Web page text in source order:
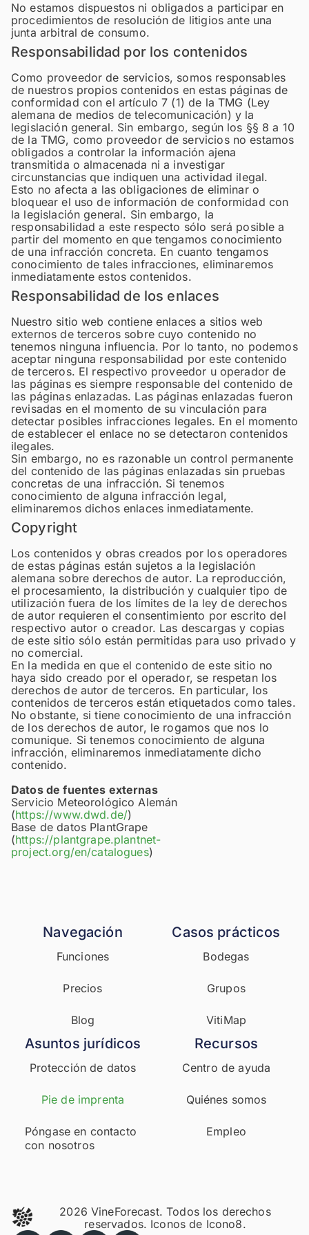
No estamos dispuestos ni obligados a participar en
procedimientos de resolución de litigios ante una
junta arbitral de consumo.
Responsabilidad por los contenidos
Como proveedor de servicios, somos responsables
de nuestros propios contenidos en estas páginas de
conformidad con el artículo 7 (1) de la TMG (Ley
alemana de medios de telecomunicación) y la
legislación general. Sin embargo, según los §§ 8 a 10
de la TMG, como proveedor de servicios no estamos
obligados a controlar la información ajena
transmitida o almacenada ni a investigar
circunstancias que indiquen una actividad ilegal.
Esto no afecta a las obligaciones de eliminar o
bloquear el uso de información de conformidad con
la legislación general. Sin embargo, la
responsabilidad a este respecto sólo será posible a
partir del momento en que tengamos conocimiento
de una infracción concreta. En cuanto tengamos
conocimiento de tales infracciones, eliminaremos
inmediatamente estos contenidos.
Responsabilidad de los enlaces
Nuestro sitio web contiene enlaces a sitios web
externos de terceros sobre cuyo contenido no
tenemos ninguna influencia. Por lo tanto, no podemos
aceptar ninguna responsabilidad por este contenido
de terceros. El respectivo proveedor u operador de
las páginas es siempre responsable del contenido de
las páginas enlazadas. Las páginas enlazadas fueron
revisadas en el momento de su vinculación para
detectar posibles infracciones legales. En el momento
de establecer el enlace no se detectaron contenidos
ilegales.
Sin embargo, no es razonable un control permanente
del contenido de las páginas enlazadas sin pruebas
concretas de una infracción. Si tenemos
conocimiento de alguna infracción legal,
eliminaremos dichos enlaces inmediatamente.
Copyright
Los contenidos y obras creados por los operadores
de estas páginas están sujetos a la legislación
alemana sobre derechos de autor. La reproducción,
el procesamiento, la distribución y cualquier tipo de
utilización fuera de los límites de la ley de derechos
de autor requieren el consentimiento por escrito del
respectivo autor o creador. Las descargas y copias
de este sitio sólo están permitidas para uso privado y
no comercial.
En la medida en que el contenido de este sitio no
haya sido creado por el operador, se respetan los
derechos de autor de terceros. En particular, los
contenidos de terceros están etiquetados como tales.
No obstante, si tiene conocimiento de una infracción
de los derechos de autor, le rogamos que nos lo
comunique. Si tenemos conocimiento de alguna
infracción, eliminaremos inmediatamente dicho
contenido.
Datos de fuentes externas
Servicio Meteorológico Alemán
(https://www.dwd.de/)
Base de datos PlantGrape
(https://plantgrape.plantnet-
project.org/en/catalogues)
Navegación
Funciones
Precios
Blog
Casos prácticos
Bodegas
Grupos
VitiMap
Asuntos jurídicos
Protección de datos
Pie de imprenta
Póngase en contacto
con nosotros
Recursos
Centro de ayuda
Quiénes somos
Empleo
2026 VineForecast. Todos los derechos
reservados. Iconos de Icono8.